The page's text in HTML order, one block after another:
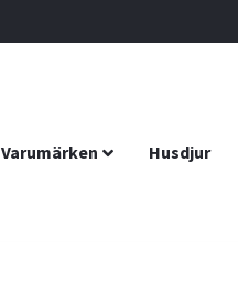
Varumärken Husdjur